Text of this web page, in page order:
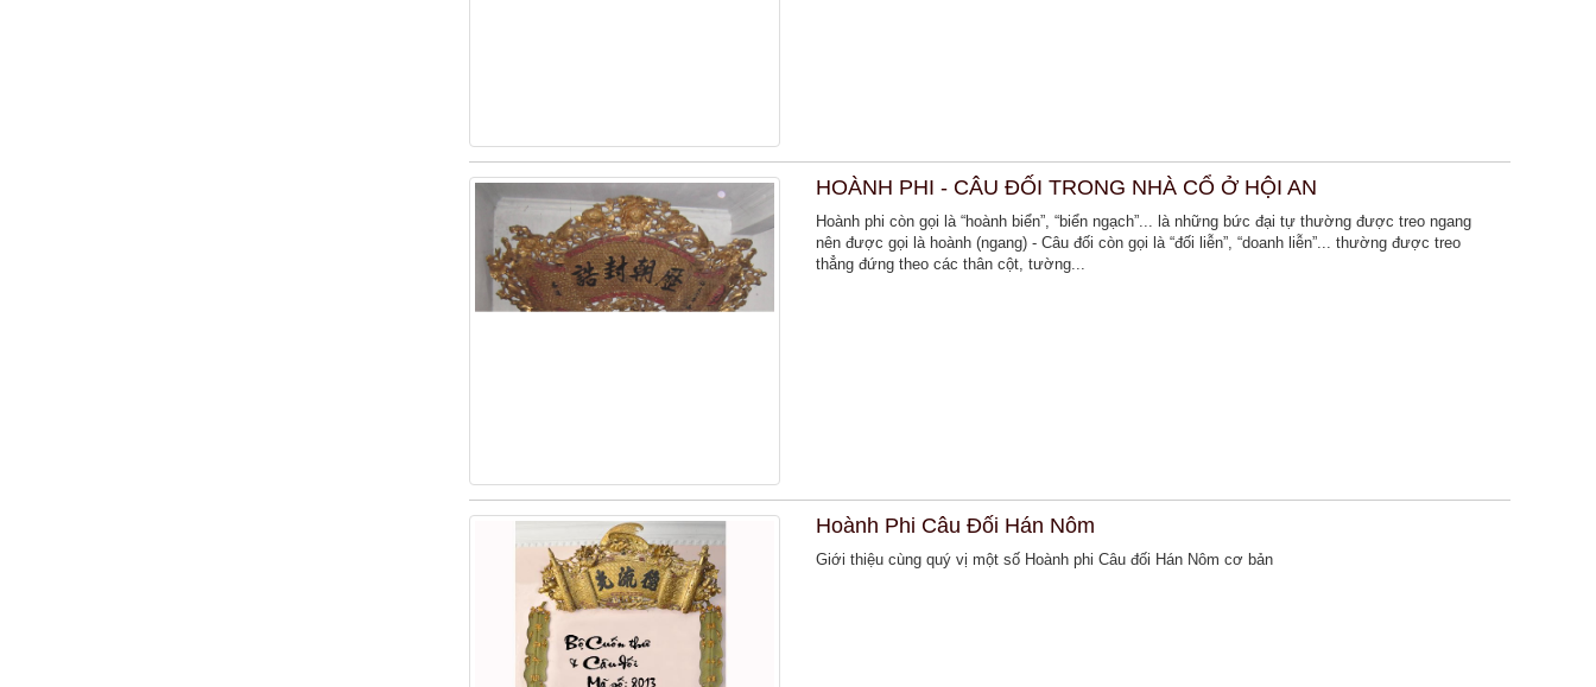
HOÀNH PHI - CÂU ĐỐI TRONG NHÀ CỔ Ở HỘI AN
Hoành phi còn gọi là “hoành biển”, “biển ngạch”... là những bức đại tự thường được treo ngang
nên được gọi là hoành (ngang) - Câu đối còn gọi là “đối liễn”, “doanh liễn”... thường được treo
thẳng đứng theo các thân cột, tường...
Hoành Phi Câu Đối Hán Nôm
Giới thiệu cùng quý vị một số Hoành phi Câu đối Hán Nôm cơ bản